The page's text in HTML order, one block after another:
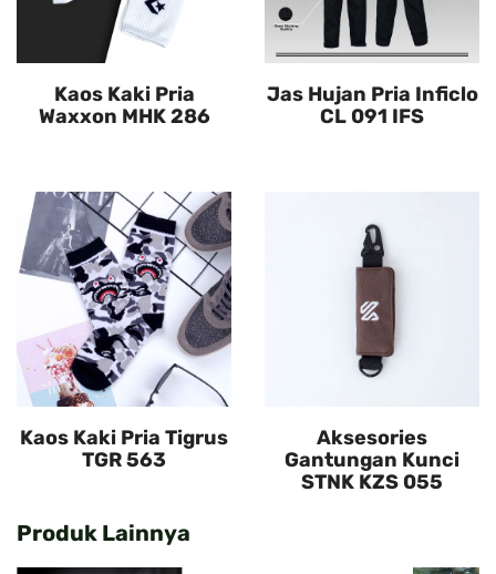
Kaos Kaki Pria
Waxxon MHK 286
Jas Hujan Pria Inficlo
CL 091 IFS
Kaos Kaki Pria Tigrus
TGR 563
Aksesories
Gantungan Kunci
STNK KZS 055
Produk Lainnya